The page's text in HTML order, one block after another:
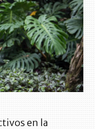
en la